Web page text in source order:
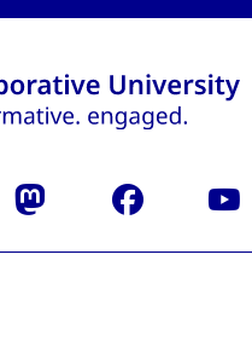
Mastodon Facebook